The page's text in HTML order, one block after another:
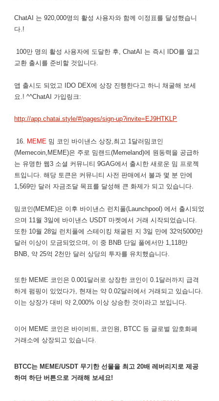
ChatAI 는 920,000명의 활성 사용자와 함께 이정표를 달성했습니
다.!
100만 명의 활성 사용자에 도달한 후, ChatAI 는 즉시 IDO를 열고
교환 출시를 준비할 것입니다.
앱 출시도 되었고 IDO DEX에 상장 진행한다고 하니 채굴해 보세
요.! ^^ChatAI 가입링크:
http://app.chatai.style/#/pages/sign-up?invite=EJ9HTKLP
16. MEME 밈 코인 바이낸스 상장,최고 1달러밈코인
(Memecoin,MEME)은 주로 밈랜드(Memeland)에 원동력을 공급하
는 유명한 웹3 소셜 커뮤니티 9GAG에서 출시한 새로운 밈 프로젝
트입니다. 해당 토큰은 커뮤니티 사전 판매에서 불과 몇 분 만에
1,569만 달러 자금조달 목표를 달성해 큰 화제가 되고 있습니다.
밈코인(MEME)은 이후 바이낸스 런치풀(Launchpool) 에서 출시되었
으며 11월 3일에 바이낸스 USDT 마켓에서 거래 시작되었습니다.
또한 10월 28일 런치풀에 스테이킹 채굴된 지 3일 만에 32억5000만
달러 이상이 모금되었으며, 이 중 BNB 단일 풀에서만 1,118만
BNB, 약 25억 2천만 달러 상당의 투자를 유치했습니다.
또한 MEME 코인은 0.001달러로 상장한 코인이 0.1달러까지 급격
하게 펌핑이 있었다가, 현재는 약 0.02달러에서 거래되고 있습니다.
이는 상장가 대비 약 2,000% 이상 상승한 것이라고 보입니다.
이어 MEME 코인은 바이비트, 코인원, BTCC 등 글로벌 암호화폐
거래소에 상장되고 있습니다.
BTCC는 MEME/USDT 무기한 선물을 최고 20배 레버리지로 제공
하며 하단 버튼으로 거래해 보세요!